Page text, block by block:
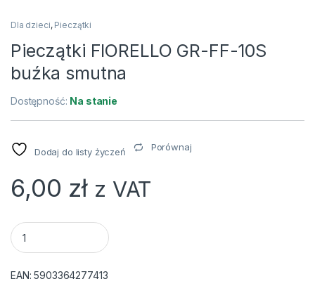
Dla dzieci, Pieczątki
Pieczątki FIORELLO GR-FF-10S
buźka smutna
Dostępność: Na stanie
Dodaj do listy życzeń Porównaj
6,00 zł z VAT
Pieczątki FIORELLO GR-FF-10S buźka smutna quantity
EAN:5903364277413